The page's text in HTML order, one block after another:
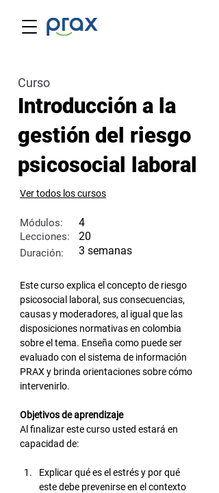
Curso
Introducción a la
gestión del riesgo
psicosocial laboral
Ver todos los cursos
Módulos: 4
Lecciones: 20
Duración: 3 semanas
Este curso explica el concepto de riesgo
psicosocial laboral, sus consecuencias,
causas y moderadores, al igual que las
disposiciones normativas en colombia
sobre el tema. Enseña como puede ser
evaluado con el sistema de información
PRAX y brinda orientaciones sobre cómo
intervenirlo.
Objetivos de aprendizaje
Al finalizar este curso usted estará en
capacidad de:
Explicar qué es el estrés y por qué
este debe prevenirse en el contexto